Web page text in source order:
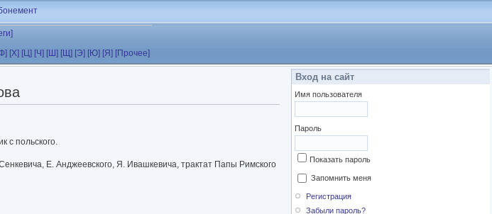
[Х] [Ц] [Ч] [Ш] [Щ] [Э] [Ю] [Я] [Прочее]
с польского.
Е. Анджеевского, Я. Ивашкевича, трактат Папы Римского
Вход на сайт
Имя пользователя
Пароль
Показать пароль
Запомнить меня
Регистрация
Забыли пароль?